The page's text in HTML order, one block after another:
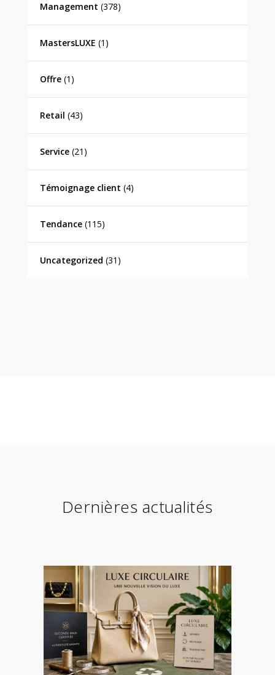
Management (378)
MastersLUXE (1)
Offre(1)
Retail (43)
Service(21)
Témoignage client (4)
Tendance(115)
Uncategorized (31)
Dernières actualités